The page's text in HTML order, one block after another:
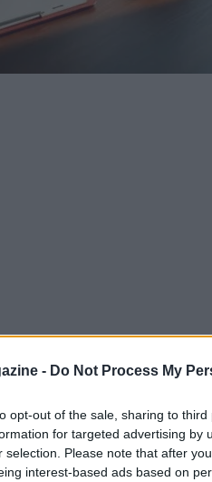
- Do Not Process My
opt-out of the sale, sharing to
for targeted advertising by
selection. Please note that after
interest-based ads based on
inglese come giocatore